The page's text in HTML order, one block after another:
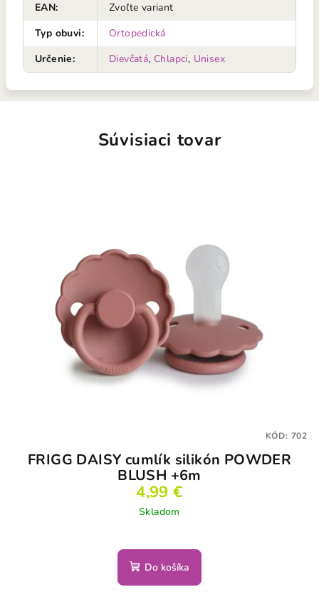
EAN:
Zvoľte variant
Typ obuvi:
Ortopedická
Určenie: Dievčatá, Chlapci, Unisex
Súvisiaci tovar
FRIGG DAISY cumlík silikón POWDER
BLUSH +6m
4,99 €
Skladom
Do košíka
KÓD: 702